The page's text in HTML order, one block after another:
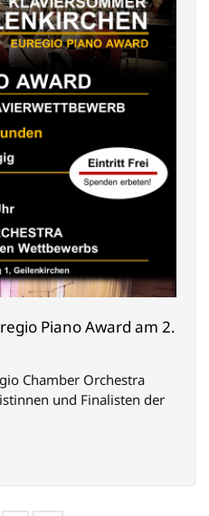
Piano Award am 2.
Chamber Orchestra
und Finalisten der